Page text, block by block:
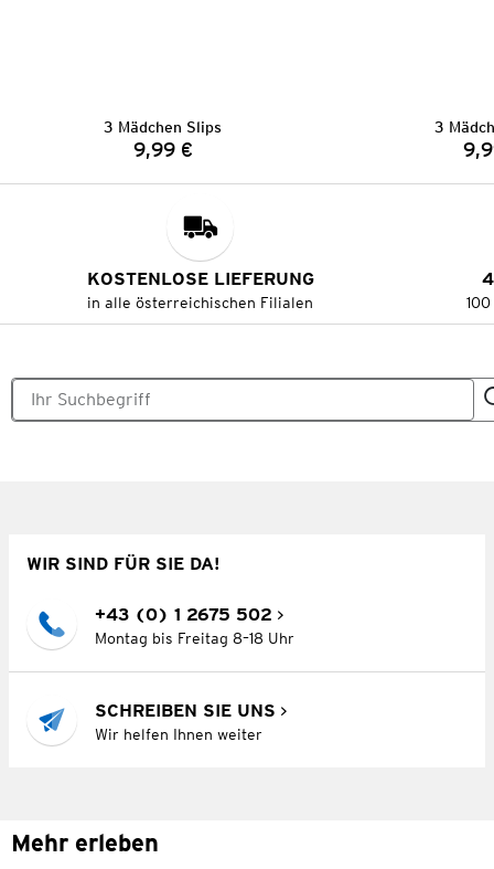
3 Mädchen Slips
Preis:
9,99 €
3
KOSTENLOSE LIEFERUNG
in alle österreichischen Filialen
WIR SIND FÜR SIE DA!
+43 (0) 1 2675 502
Montag bis Freitag 8–18 Uhr
SCHREIBEN SIE UNS
Wir helfen Ihnen weiter
Mehr erleben